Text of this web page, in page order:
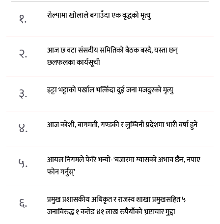
१. रोल्पामा खोलाले बगाउँदा एक वृद्धको मृत्यु
२.
आज छ वटा संसदीय समितिको बैठक बस्दै, यस्ता छन्
छलफलका कार्यसूची
३. इट्टा भट्टाको पर्खाल भत्किँदा दुई जना मजदुरको मृत्यु
४. आज कोशी, बागमती, गण्डकी र लुम्बिनी प्रदेशमा भारी वर्षा हुने
५.
आयल निगमले फेरि भन्याे- ‘बजारमा ग्यासको अभाव छैन, नपाए
फोन गर्नुस्’
६.
प्रमुख प्रशासकीय अधिकृत र राजस्व शाखा प्रमुखसहित ५
जनाविरुद्ध १ करोड ४१ लाख रुपैयाँको भ्रष्टाचार मुद्दा